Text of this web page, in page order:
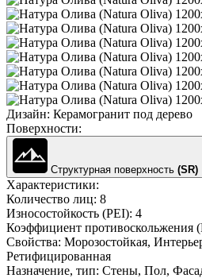
Дизайн: Керамогранит под дерево
Поверхности:
Структурная поверхность (SR)
Характеристики:
Количество лиц: 8
Износостойкость (PEI): 4
Коэффициент противоскольжения
Свойства: Морозостойкая,
Ретифицированная
Назначение, тип: Стены, Пол,